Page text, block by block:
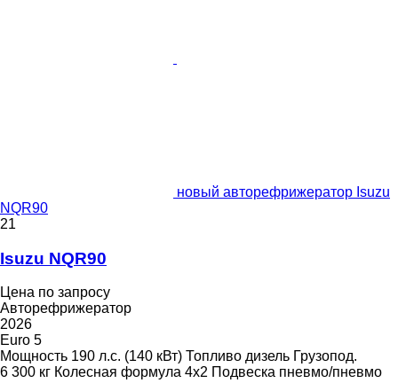
новый авторефрижератор Isuzu
NQR90
21
Isuzu NQR90
Цена по запросу
Авторефрижератор
2026
Euro 5
Мощность 190 л.с. (140 кВт) Топливо дизель Грузопод.
6 300 кг Колесная формула 4x2 Подвеска пневмо/пневмо